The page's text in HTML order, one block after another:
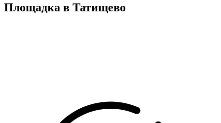
Площадка в Татищево